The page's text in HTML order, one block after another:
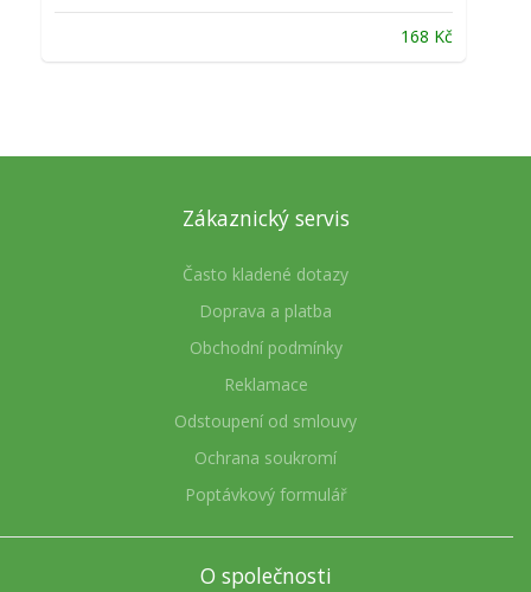
168 Kč
Zákaznický servis
Často kladené dotazy
Doprava a platba
Obchodní podmínky
Reklamace
Odstoupení od smlouvy
Ochrana soukromí
Poptávkový formulář
O společnosti